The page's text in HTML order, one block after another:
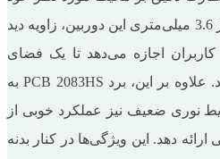
دارند، بسیار کاربردی است. لنز 3.6 میلی‌متری این دوربین، زاویه دید
اجازه می‌دهد تا یک فضای
وسیع را تحت پوشش قرار دهد. علاوه بر این، برد PCB 2083HS به
نوری ضعیف نیز عملکرد خوبی از
دهد. این ویژگی‌ها در کنار بدنه